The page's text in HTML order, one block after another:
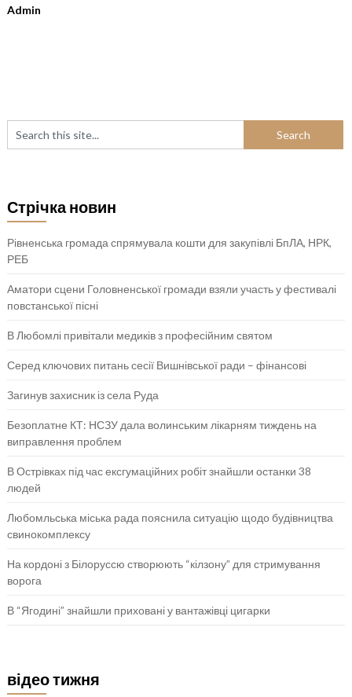
Admin
Стрічка новин
Рівненська громада спрямувала кошти для закупівлі БпЛА, НРК,
РЕБ
Аматори сцени Головненської громади взяли участь у фестивалі
повстанської пісні
В Любомлі привітали медиків з професійним святом
Серед ключових питань сесії Вишнівської ради – фінансові
Загинув захисник із села Руда
Безоплатне КТ: НСЗУ дала волинським лікарням тиждень на
виправлення проблем
В Острівках під час ексгумаційних робіт знайшли останки 38
людей
Любомльська міська рада пояснила ситуацію щодо будівництва
свинокомплексу
На кордоні з Білоруссю створюють “кілзону” для стримування
ворога
В “Ягодині” знайшли приховані у вантажівці цигарки
відео тижня